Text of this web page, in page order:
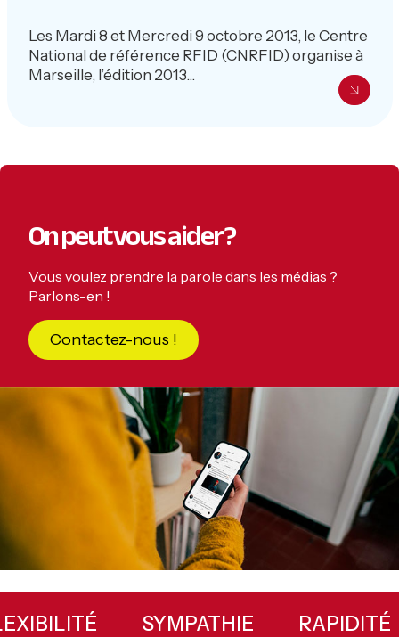
Les Mardi 8 et Mercredi 9 octobre 2013, le Centre
National de référence RFID (CNRFID) organise à
Marseille, l’édition 2013...
On peut vous aider ?
Vous voulez prendre la parole dans les médias ?
Parlons-en !
Contactez-nous !
Primary
Sidebar
FLEXIBILITÉ SYMPATHIE